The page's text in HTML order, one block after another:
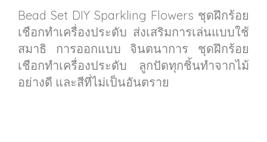
Bead Set DIY Sparkling Flowers ชุดฝึกร้อย
เชือกทำเครื่องประดับ ส่งเสริมการเล่นแบบใช้
สมาธิ การออกแบบ จินตนาการ ชุดฝึกร้อย
เชือกทำเครื่องประดับ ลูกปัดทุกชิ้นทำจากไม้
อย่างดี และสีที่ไม่เป็นอันตราย